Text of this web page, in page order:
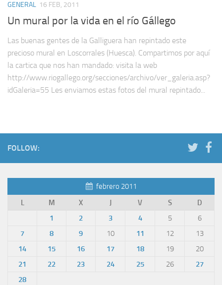
GENERAL 16 FEB, 2011
Un mural por la vida en el río Gállego
Las buenas gentes de la Galliguera han repintado este
precioso mural en Loscorrales (Huesca). Compartimos por aquí
la cartica que nos han mandado: visita la web
http://www.riogallego.org/secciones/archivo/ver_galeria.asp?
idGaleria=55 Les enviamos estas fotos del mural repintado...
FOLLOW:
febrero 2011
L
M X J V S D
1 2 3 4 5
6
7
8 9 10 11 12
13
14
15 16 17 18 19
20
21
22 23 24 25 26
27
28